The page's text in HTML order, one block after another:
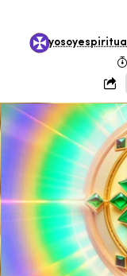
yosoyespiritual